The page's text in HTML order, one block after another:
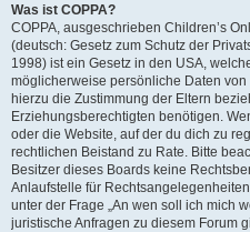
Was ist COPPA?
COPPA, ausgeschrieben Children’s
(deutsch: Gesetz zum Schutz der
1998) ist ein Gesetz in den USA,
möglicherweise persönliche Daten
hierzu die Zustimmung der Eltern
Erziehungsberechtigten benötigen.
oder die Website, auf der du dich zu
rechtlichen Beistand zu Rate. Bitte
Besitzer dieses Boards keine
Anlaufstelle für
unter der Frage „An wen soll ich mich
juristische Anfragen zu diesem Forum